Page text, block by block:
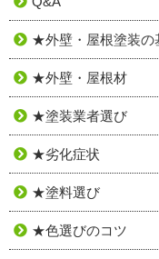
★外壁・屋根塗装の
★外壁・屋根材
★塗装業者選び
★劣化症状
★塗料選び
★色選びのコツ